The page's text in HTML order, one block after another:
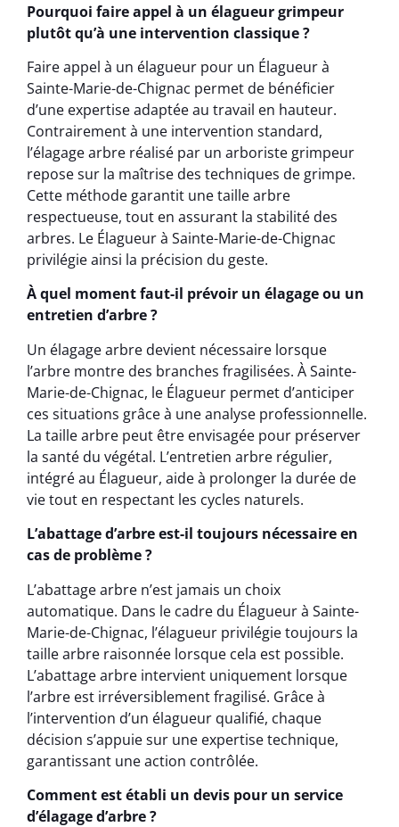
Pourquoi faire appel à un élagueur grimpeur
plutôt qu’à une intervention classique ?
Faire appel à un élagueur pour un Élagueur à
Sainte-Marie-de-Chignac permet de bénéficier
d’une expertise adaptée au travail en hauteur.
Contrairement à une intervention standard,
l’élagage arbre réalisé par un arboriste grimpeur
repose sur la maîtrise des techniques de grimpe.
Cette méthode garantit une taille arbre
respectueuse, tout en assurant la stabilité des
arbres. Le Élagueur à Sainte-Marie-de-Chignac
privilégie ainsi la précision du geste.
À quel moment faut-il prévoir un élagage ou un
entretien d’arbre ?
Un élagage arbre devient nécessaire lorsque
l’arbre montre des branches fragilisées. À Sainte-
Marie-de-Chignac, le Élagueur permet d’anticiper
ces situations grâce à une analyse professionnelle.
La taille arbre peut être envisagée pour préserver
la santé du végétal. L’entretien arbre régulier,
intégré au Élagueur, aide à prolonger la durée de
vie tout en respectant les cycles naturels.
L’abattage d’arbre est-il toujours nécessaire en
cas de problème ?
L’abattage arbre n’est jamais un choix
automatique. Dans le cadre du Élagueur à Sainte-
Marie-de-Chignac, l’élagueur privilégie toujours la
taille arbre raisonnée lorsque cela est possible.
L’abattage arbre intervient uniquement lorsque
l’arbre est irréversiblement fragilisé. Grâce à
l’intervention d’un élagueur qualifié, chaque
décision s’appuie sur une expertise technique,
garantissant une action contrôlée.
Comment est établi un devis pour un service
d’élagage d’arbre ?